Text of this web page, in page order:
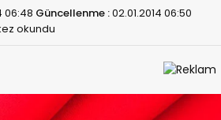
06:48 Güncellenme :02.01.2014 06:50
okundu